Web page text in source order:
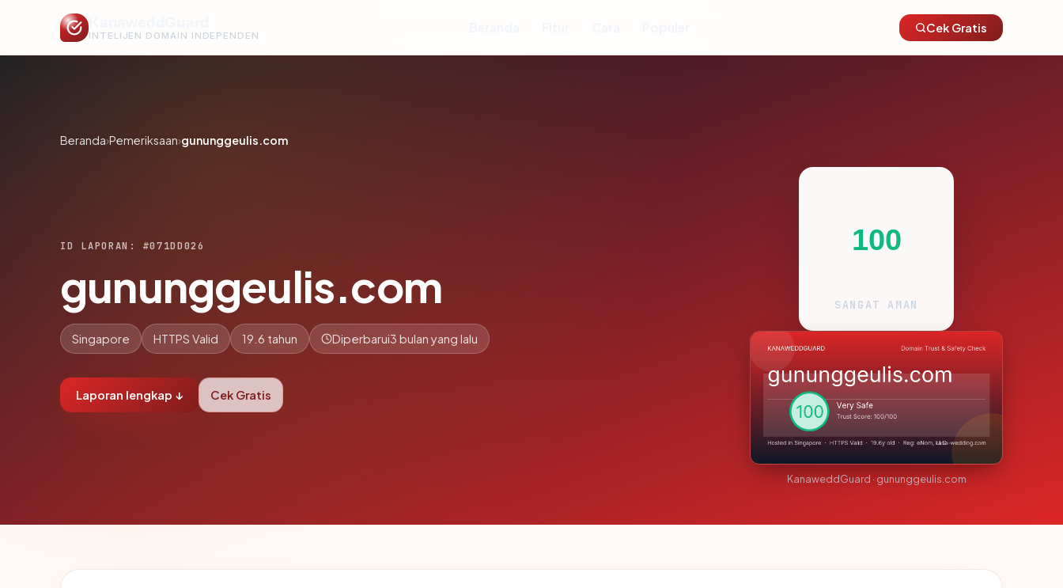
INTELIJEN DOMAIN INDEPENDEN
Cek Gratis
Beranda›Pemeriksaan›gununggeulis.com
ID LAPORAN: #071DD026
gununggeulis.com
Singapore HTTPS Valid 19.6 tahun Diperbarui3 bulan yang lalu
Laporan lengkap ↓ Cek Gratis
100
SANGAT AMAN
KanaweddGuard · gununggeulis.com